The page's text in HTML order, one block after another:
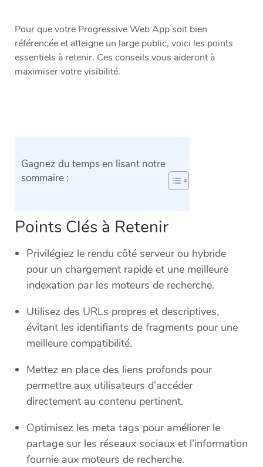
Pour que votre Progressive Web App soit bien
référencée et atteigne un large public, voici les points
essentiels à retenir. Ces conseils vous aideront à
maximiser votre visibilité.
Gagnez du temps en lisant notre
sommaire :
Points Clés à Retenir
Privilégiez le rendu côté serveur ou hybride
pour un chargement rapide et une meilleure
indexation par les moteurs de recherche.
Utilisez des URLs propres et descriptives,
évitant les identifiants de fragments pour une
meilleure compatibilité.
Mettez en place des liens profonds pour
permettre aux utilisateurs d’accéder
directement au contenu pertinent.
Optimisez les meta tags pour améliorer le
partage sur les réseaux sociaux et l’information
fournie aux moteurs de recherche.